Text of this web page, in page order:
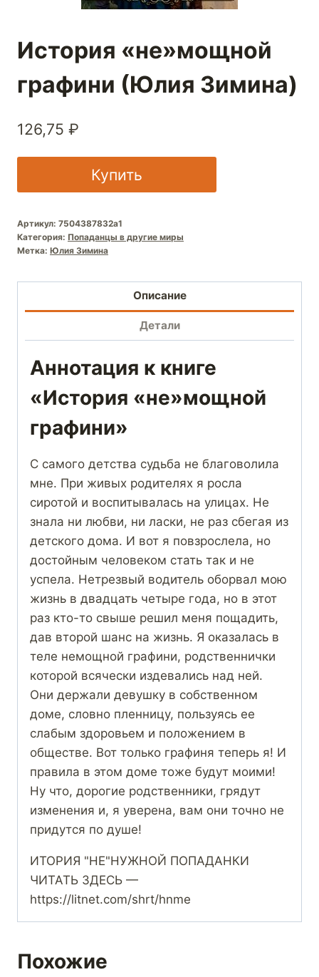
История «не»мощной
графини (Юлия Зимина)
126,75 ₽
Купить
Артикул: 7504387832a1
Категория: Попаданцы в другие миры
Метка: Юлия Зимина
Описание
Детали
Аннотация к книге
«История «не»мощной
графини»
С самого детства судьба не благоволила
мне. При живых родителях я росла
сиротой и воспитывалась на улицах. Не
знала ни любви, ни ласки, не раз сбегая из
детского дома. И вот я повзрослела, но
достойным человеком стать так и не
успела. Нетрезвый водитель оборвал мою
жизнь в двадцать четыре года, но в этот
раз кто-то свыше решил меня пощадить,
дав второй шанс на жизнь. Я оказалась в
теле немощной графини, родственнички
которой всячески издевались над ней.
Они держали девушку в собственном
доме, словно пленницу, пользуясь ее
слабым здоровьем и положением в
обществе. Вот только графиня теперь я! И
правила в этом доме тоже будут моими!
Ну что, дорогие родственники, грядут
изменения и, я уверена, вам они точно не
придутся по душе!
ИТОРИЯ "НЕ"НУЖНОЙ ПОПАДАНКИ
ЧИТАТЬ ЗДЕСЬ —
https://litnet.com/shrt/hnme
Похожие